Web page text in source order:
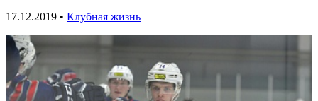
17.12.2019 • Клубная жизнь